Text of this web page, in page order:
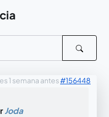
1 semana antes#156448
Joda